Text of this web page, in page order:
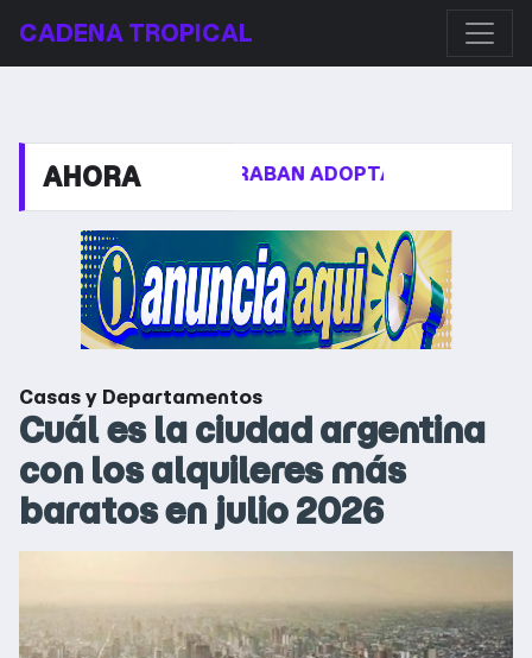
CADENA TROPICAL
AHORA
QUE ESPERABAN ADOPTAR LA DESPEDIDA A
Casas y Departamentos
Cuál es la ciudad argentina
con los alquileres más
baratos en julio 2026